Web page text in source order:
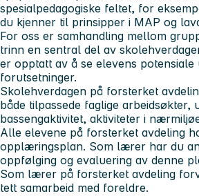
spesialpedagogiske feltet, for
du kjenner til prinsipper i MAP og
For oss er samhandling mellom
trinn en sentral del av
er opptatt av å se elevens
forutsetninger.
Skolehverdagen på forsterket
både tilpassede faglige arbeidsøkter,
bassengaktivitet, aktiviteter i
Alle elevene på forsterket avdeling
opplæringsplan. Som lærer har du
oppfølging og evaluering av denne
Som lærer på forsterket avdeling
tett samarbeid med foreldre.